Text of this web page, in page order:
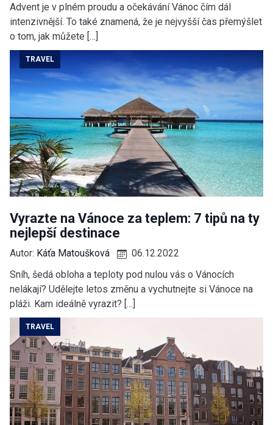
Advent je v plném proudu a očekávání Vánoc čím dál
intenzivnější. To také znamená, že je nejvyšší čas přemýšlet
o tom, jak můžete […]
TRAVEL
Vyrazte na Vánoce za teplem: 7 tipů na ty
nejlepší destinace
Autor: Káťa Matoušková
06.12.2022
Sníh, šedá obloha a teploty pod nulou vás o Vánocích
nelákají? Udělejte letos změnu a vychutnejte si Vánoce na
pláži. Kam ideálně vyrazit? […]
TRAVEL